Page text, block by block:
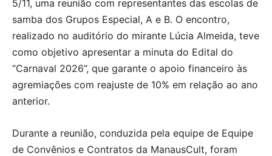
5/11, uma reunião com representantes das escolas de
samba dos Grupos Especial, A e B. O encontro,
realizado no auditório do mirante Lúcia Almeida, teve
como objetivo apresentar a minuta do Edital do
“Carnaval 2026”, que garante o apoio financeiro às
agremiações com reajuste de 10% em relação ao ano
anterior.
Durante a reunião, conduzida pela equipe de Equipe
de Convênios e Contratos da ManausCult, foram